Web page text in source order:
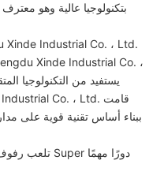
ببناء أساس تقنية قوية على